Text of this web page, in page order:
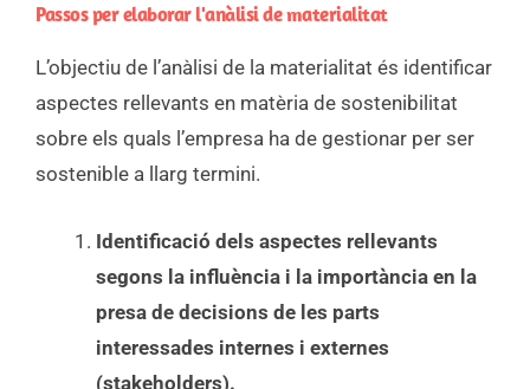
Passos per elaborar l'anàlisi de materialitat
L’objectiu de l’anàlisi de la materialitat és identificar
aspectes rellevants en matèria de sostenibilitat
sobre els quals l’empresa ha de gestionar per ser
sostenible a llarg termini.
Identificació dels aspectes rellevants
segons la influència i la importància en la
presa de decisions de les parts
interessades internes i externes
(stakeholders).